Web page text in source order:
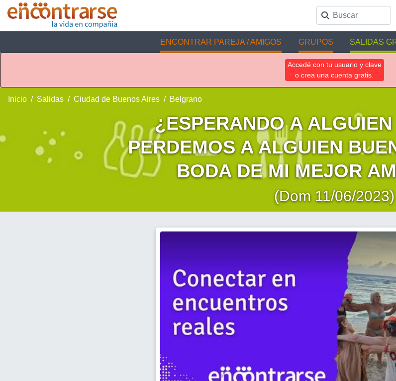
ENCONTRAR PAREJA / AMIGOS GRUPOS SALIDAS
Accedé con tu usuario y clave
o crea una cuenta gratis.
Inicio Salidas Ciudad de Buenos Aires Belgrano
¿ESPERANDO A
PERDEMOS A ALGUIEN
BODA DE MI MEJOR
(Dom 11/06/2023)